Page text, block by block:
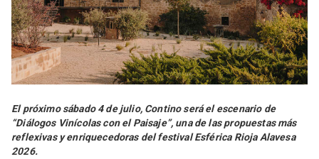
El próximo sábado 4 de julio, Contino será el escenario de
“Diálogos Vinícolas con el Paisaje”, una de las propuestas más
reflexivas y enriquecedoras del festival Esférica Rioja Alavesa
2026.